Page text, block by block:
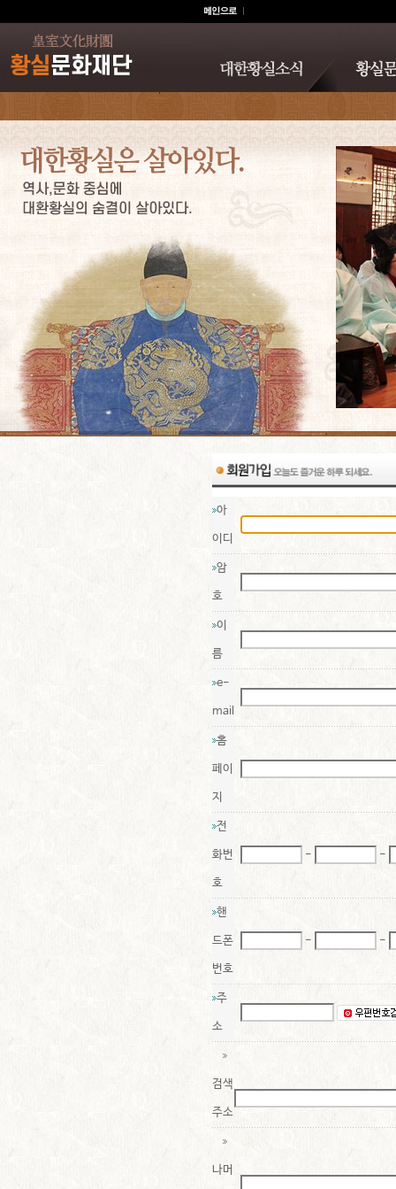
아
이디
암
호
이
름
e-
mail
홈
페이
지
전
화번
호
- -
핸
드폰
번호
- -
주
소
검색
주소
나머